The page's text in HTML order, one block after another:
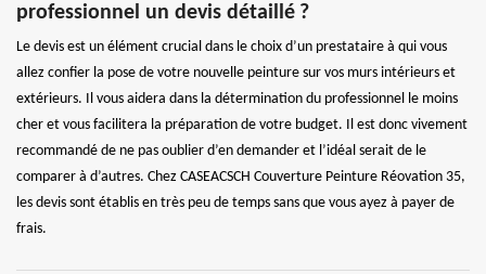
professionnel un devis détaillé ?
Le devis est un élément crucial dans le choix d’un prestataire à qui vous
allez confier la pose de votre nouvelle peinture sur vos murs intérieurs et
extérieurs. Il vous aidera dans la détermination du professionnel le moins
cher et vous facilitera la préparation de votre budget. Il est donc vivement
recommandé de ne pas oublier d’en demander et l’idéal serait de le
comparer à d’autres. Chez CASEACSCH Couverture Peinture Réovation 35,
les devis sont établis en très peu de temps sans que vous ayez à payer de
frais.